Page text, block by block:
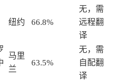
纽约 66.8%
无，需
远程翻
译
马里
兰
63.5%
无，需
自配翻
译